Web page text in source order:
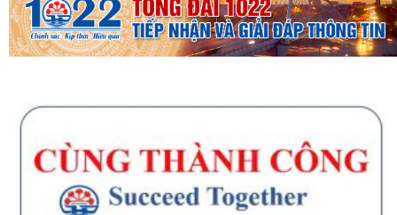
dòng xe mô tô Honda CB1000...
Kết quả Kỳ họp thứ 3 HĐND thành phố Hải Phòng khóa XIV, nhiệm kỳ
2021 - 2026